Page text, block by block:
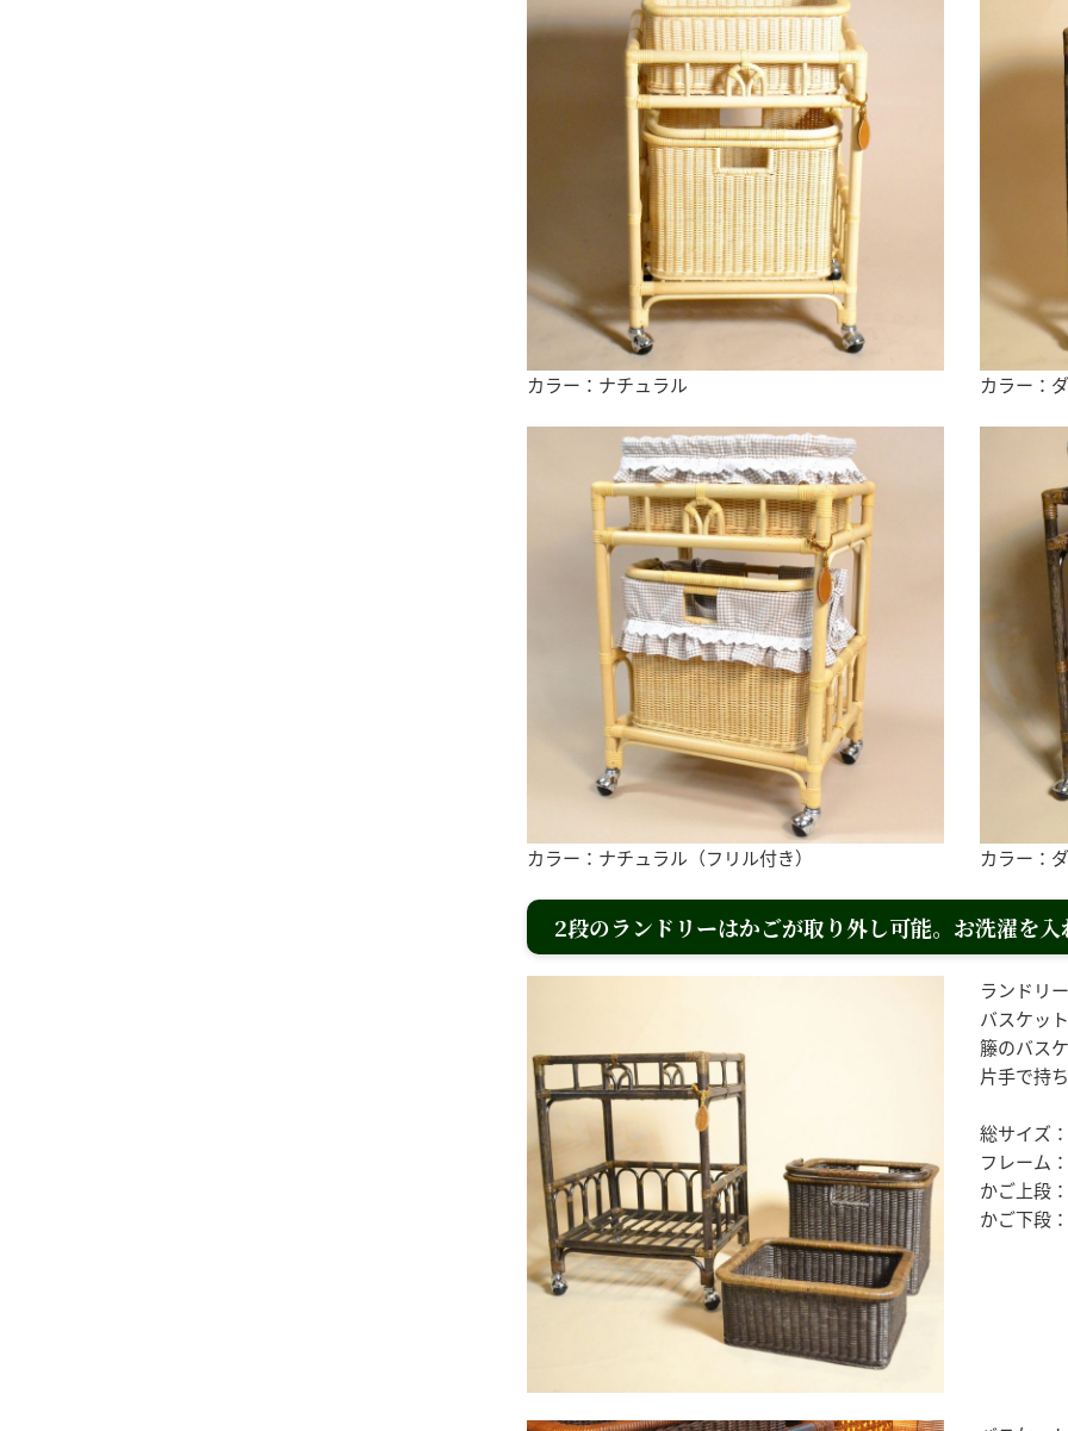
カラー：ナチュラル カラー：
カラー：ナチュラル（フリル付き） カラー：
2段のランドリーはかごが取り外し可能。お洗濯を
ランドリ
バスケッ
籐のバス
片手で持
総サイズ
フレーム
かご上段
かご下段